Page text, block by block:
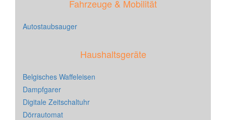
Fahrzeuge & Mobilität
Autostaubsauger
Haushaltsgeräte
Belgisches Waffeleisen
Dampfgarer
Digitale Zeitschaltuhr
Dörrautomat